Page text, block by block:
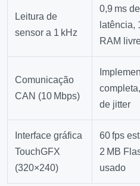
Leitura de
sensor a 1 kHz
0,9 ms de
latência,
RAM
Comunicação
CAN (10 Mbps)
de jitter
Interface gráfica
TouchGFX
(320×240)
60 fps
2 MB
usado